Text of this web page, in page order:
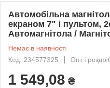
Автомобільна
екраном 7" і пультом,
Автомагнітола /
Немає в наявності
Код: 234577325
Опт і
1 549,08 ₴